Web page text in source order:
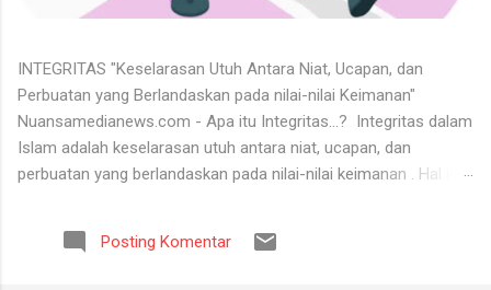
INTEGRITAS "Keselarasan Utuh Antara Niat, Ucapan, dan
Perbuatan yang Berlandaskan pada nilai-nilai Keimanan"
Nuansamedianews.com - Apa itu Integritas...? Integritas dalam
Islam adalah keselarasan utuh antara niat, ucapan, dan
perbuatan yang berlandaskan pada nilai-nilai keimanan . Hal ini
mana seseorang hidup secara konsisten di jalan Allah,
menjunjung tinggi kejujuran, serta dapat dipercaya dalam setiap
Posting Komentar